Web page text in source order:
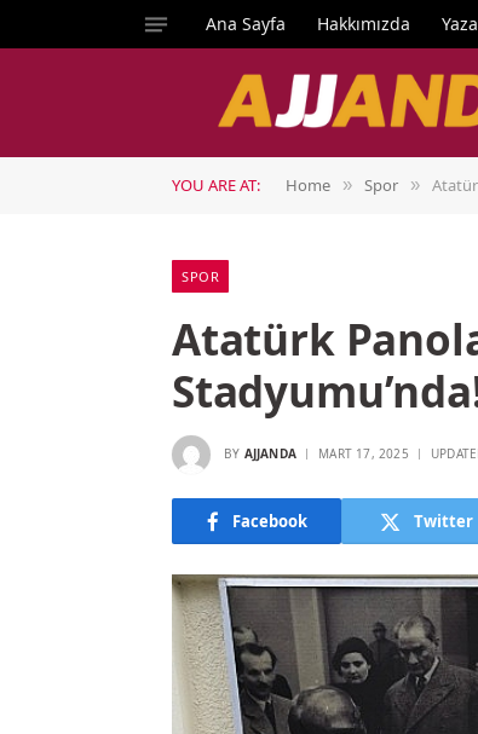
Ana Sayfa Hakkımızda
YOU ARE AT: Home » Spor »
SPOR
Atatürk
BY AJJANDA MART 17, 2025
Facebook Twitter